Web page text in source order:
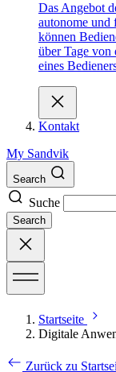
Das Angebot
autonome und
können
über Tage von
eines
Kontakt
My Sandvik
Search
Suche
Search
Startseite
Digitale
Zurück zu